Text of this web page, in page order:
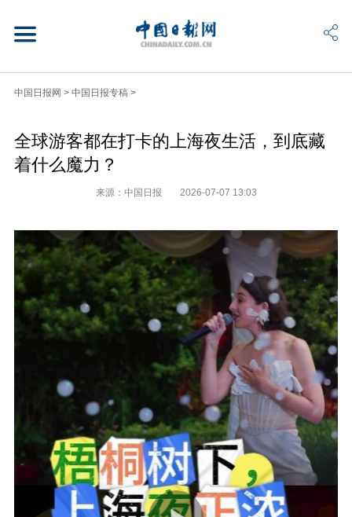
中国日报网 > 中国日报专稿 >
全球游客都在打卡的上海夜生活，到底藏
着什么魔力？
来源：中国日报 2026-07-07 13:03